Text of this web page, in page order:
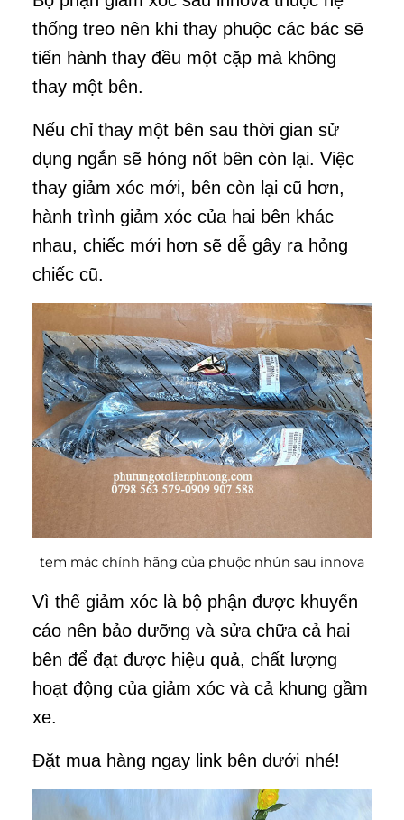
thống treo nên khi thay phuộc các bác sẽ
tiến hành thay đều một cặp mà không
thay một bên.
Nếu chỉ thay một bên sau thời gian sử
dụng ngắn sẽ hỏng nốt bên còn lại. Việc
thay giảm xóc mới, bên còn lại cũ hơn,
hành trình giảm xóc của hai bên khác
nhau, chiếc mới hơn sẽ dễ gây ra hỏng
chiếc cũ.
tem mác chính hãng của phuộc nhún sau innova
Vì thế giảm xóc là bộ phận được khuyến
cáo nên bảo dưỡng và sửa chữa cả hai
bên để đạt được hiệu quả, chất lượng
hoạt động của giảm xóc và cả khung gầm
xe.
Đặt mua hàng ngay link bên dưới nhé!